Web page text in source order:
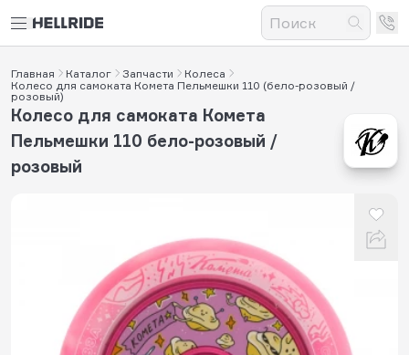
Главная Каталог Запчасти
Колеса
Колесо для самоката Комета Пельмешки 110 (бело-розовый /
розовый)
Колесо для самоката Комета
Пельмешки 110 бело-розовый /
розовый